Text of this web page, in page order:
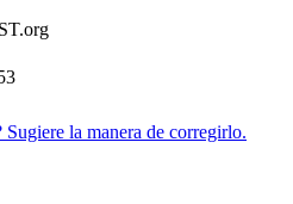
la manera de corregirlo.